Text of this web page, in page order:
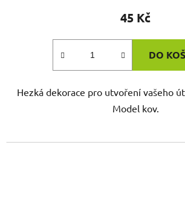
45 Kč
DO
Hezká dekorace pro utvoření vašeho
Model kov.